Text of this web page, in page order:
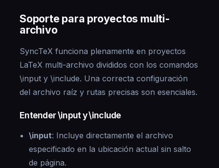
Soporte para proyectos multi-
archivo
SyncTeX funciona plenamente en proyectos
LaTeX multi-archivo divididos con los comandos
\input y \include. Una correcta configuración
del archivo raíz y rutas precisas son esenciales.
Entender \input y \include
\input: Incluye directamente el archivo
especificado en la ubicación actual sin salto
de página.